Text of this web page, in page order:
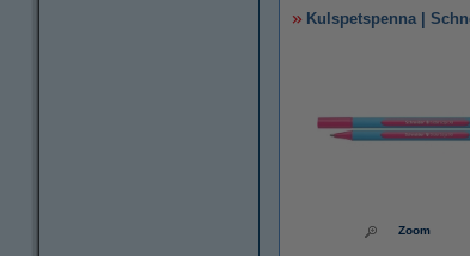
Kulspetspenna |
Zoom